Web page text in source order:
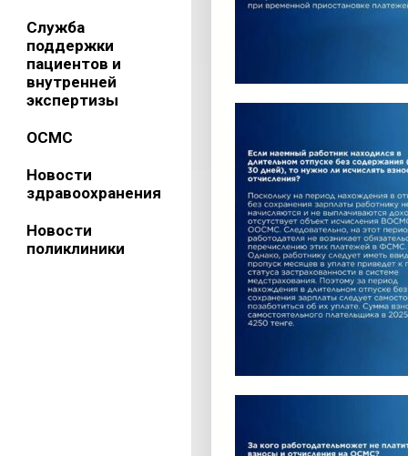
Служба
поддержки
пациентов и
внутренней
экспертизы
ОСМС
Новости
здравоохранения
Новости
поликлиники